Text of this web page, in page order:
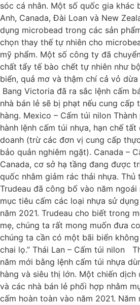
sóc cá nhân. Một số quốc gia khác
Anh, Canada, Đài Loan và New
dụng microbead trong các sản
chọn thay thế tự nhiên cho
mỹ phẩm. Một số công ty đã
chất tẩy tế bào chết tự nhiên như
biển, quả mơ và thậm chí cả vỏ
Bang Victoria đã ra sắc lệnh cấm
nhà bán lẻ sẽ bị phạt nếu cung cấp
hàng. Mexico – Cấm túi nilon
hành lệnh cấm túi nhựa, hạn chế
doanh (trừ các đơn vị cung cấp
bảo quản nghiêm ngặt). Canada –
Canada, cơ sở hạ tầng đang được
quốc nhằm giảm rác thải nhựa. Thủ
Trudeau đã công bố vào năm
mục tiêu cấm các loại nhựa sử
năm 2021. Trudeau cho biết trong
mẹ, chúng ta rất mong muốn đưa
chúng ta cần có một bãi biển
chai lọ.” Thái Lan – Cấm túi nilon
năm mới bằng lệnh cấm túi nhựa
hàng và siêu thị lớn. Một chiến dịch
và các nhà bán lẻ phối hợp nhằm
cấm hoàn toàn vào năm 2021.